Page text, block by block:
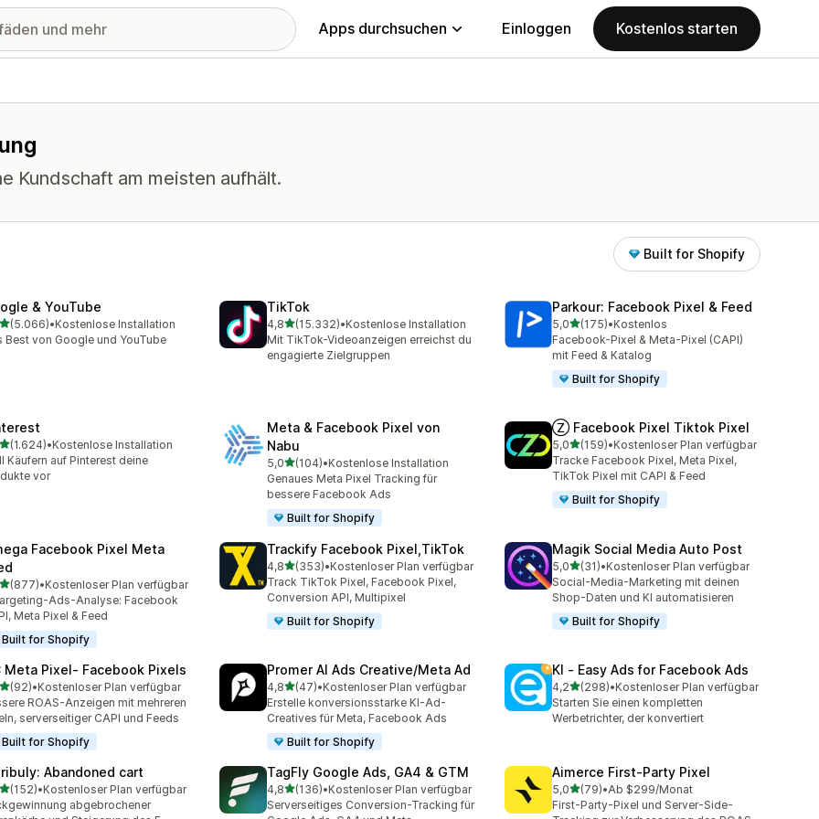
Apps durchsuchen Einloggen Kostenlos starten
Kundschaft am meisten aufhält.
Built for Shopify
& YouTube
5 Sternen
(5.066)
Rezensionen insgesamt
•Kostenlose Installation
Best von Google und YouTube
TikTok
4,8von 5 Sternen
(15.332)
15332 Rezensionen insgesamt
•Kostenlose Installation
Mit TikTok-Videoanzeigen erreichst du
engagierte Zielgruppen
Parkour: Facebook Pixel & Feed
5,0von 5 Sternen
(175)
175 Rezensionen insgesamt
•Kostenlos
Facebook-Pixel & Meta-Pixel (CAPI)
mit Feed & Katalog
Built for Shopify
5 Sternen
(1.624)
Rezensionen insgesamt
•Kostenlose Installation
Käufern auf Pinterest deine
vor
Meta & Facebook Pixel von
Nabu
5,0von 5 Sternen
(104)
104 Rezensionen insgesamt
•Kostenlose Installation
Genaues Meta Pixel Tracking für
bessere Facebook Ads
Built for Shopify
Ⓩ Facebook Pixel Tiktok Pixel
5,0von 5 Sternen
(159)
159 Rezensionen insgesamt
•Kostenloser Plan verfügbar
Tracke Facebook Pixel, Meta Pixel,
TikTok Pixel mit CAPI & Feed
Built for Shopify
Facebook Pixel Meta
5 Sternen
(877)
Rezensionen insgesamt
•Kostenloser Plan verfügbar
Ads-Analyse: Facebook
Meta Pixel & Feed
Built for Shopify
Trackify Facebook Pixel,TikTok
4,8von 5 Sternen
(353)
353 Rezensionen insgesamt
•Kostenloser Plan verfügbar
Track TikTok Pixel, Facebook Pixel,
Conversion API, Multipixel
Built for Shopify
Magik Social Media Auto Post
5,0von 5 Sternen
(31)
31 Rezensionen insgesamt
•Kostenloser Plan verfügbar
Social-Media-Marketing mit deinen
Shop-Daten und KI automatisieren
Built for Shopify
Meta Pixel‑ Facebook Pixels
5 Sternen
(92) insgesamt
•Kostenloser Plan verfügbar
ROAS-Anzeigen mit mehreren
serverseitiger CAPI und Feeds
Built for Shopify
Promer AI Ads Creative/Meta Ad
4,8von 5 Sternen
(47)
47 Rezensionen insgesamt
•Kostenloser Plan verfügbar
Erstelle konversionsstarke KI-Ad-
Creatives für Meta, Facebook Ads
Built for Shopify
KI ‑ Easy Ads for Facebook Ads
4,2von 5 Sternen
(298)
298 Rezensionen insgesamt
•Kostenloser Plan verfügbar
Starten Sie einen kompletten
Werbetrichter, der konvertiert
Abandoned cart
5 Sternen
(152)
Rezensionen insgesamt
•Kostenloser Plan verfügbar
abgebrochener
TagFly Google Ads, GA4 & GTM
4,8von 5 Sternen
(136)
136 Rezensionen insgesamt
•Kostenloser Plan verfügbar
Serverseitiges Conversion-Tracking für
Aimerce First‑Party Pixel
5,0von 5 Sternen
(79)
79 Rezensionen insgesamt
•Ab $299/Monat
First-Party-Pixel und Server-Side-